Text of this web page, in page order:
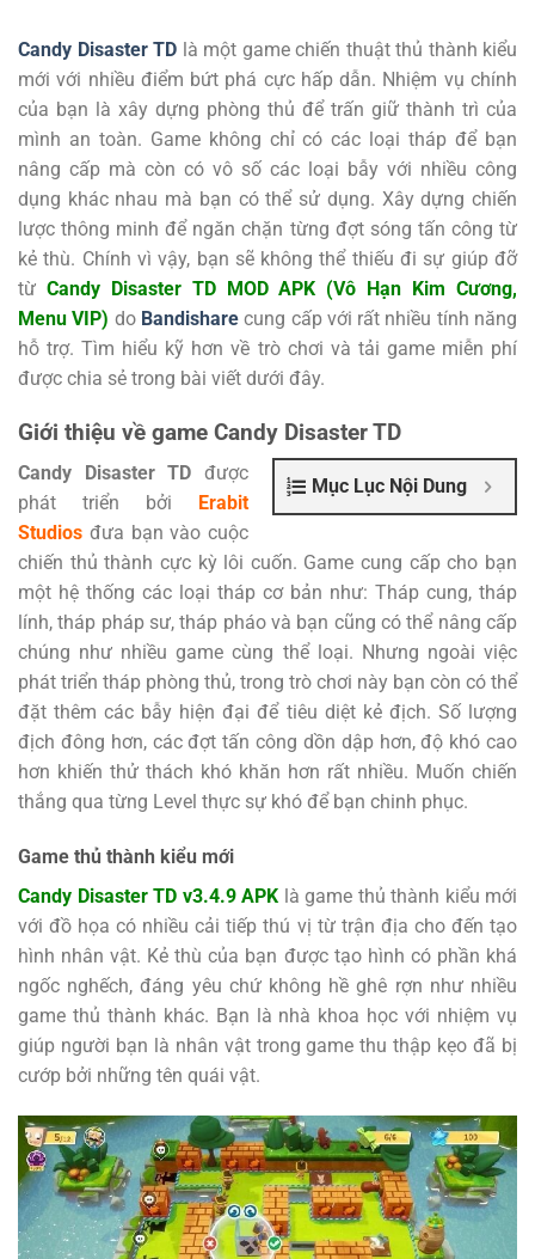
Candy Disaster TD là một game chiến thuật thủ thành kiểu
mới với nhiều điểm bứt phá cực hấp dẫn. Nhiệm vụ chính
của bạn là xây dựng phòng thủ để trấn giữ thành trì của
mình an toàn. Game không chỉ có các loại tháp để bạn
nâng cấp mà còn có vô số các loại bẫy với nhiều công
dụng khác nhau mà bạn có thể sử dụng. Xây dựng chiến
lược thông minh để ngăn chặn từng đợt sóng tấn công từ
kẻ thù. Chính vì vậy, bạn sẽ không thể thiếu đi sự giúp đỡ
từ Candy Disaster TD MOD APK (Vô Hạn Kim Cương,
Menu VIP) do Bandisharecung cấp với rất nhiều tính năng
hỗ trợ. Tìm hiểu kỹ hơn về trò chơi và tải game miễn phí
được chia sẻ trong bài viết dưới đây.
Giới thiệu về game Candy Disaster TD
Mục Lục Nội Dung
Candy Disaster TD được
phát triển bởi
Erabit
Studios đưa bạn vào cuộc
chiến thủ thành cực kỳ lôi cuốn. Game cung cấp cho bạn
một hệ thống các loại tháp cơ bản như: Tháp cung, tháp
lính, tháp pháp sư, tháp pháo và bạn cũng có thể nâng cấp
chúng như nhiều game cùng thể loại. Nhưng ngoài việc
phát triển tháp phòng thủ, trong trò chơi này bạn còn có thể
đặt thêm các bẫy hiện đại để tiêu diệt kẻ địch. Số lượng
địch đông hơn, các đợt tấn công dồn dập hơn, độ khó cao
hơn khiến thử thách khó khăn hơn rất nhiều. Muốn chiến
thắng qua từng Level thực sự khó để bạn chinh phục.
Game thủ thành kiểu mới
Candy Disaster TD v3.4.9 APK là game thủ thành kiểu mới
với đồ họa có nhiều cải tiếp thú vị từ trận địa cho đến tạo
hình nhân vật. Kẻ thù của bạn được tạo hình có phần khá
ngốc nghếch, đáng yêu chứ không hề ghê rợn như nhiều
game thủ thành khác. Bạn là nhà khoa học với nhiệm vụ
giúp người bạn là nhân vật trong game thu thập kẹo đã bị
cướp bởi những tên quái vật.